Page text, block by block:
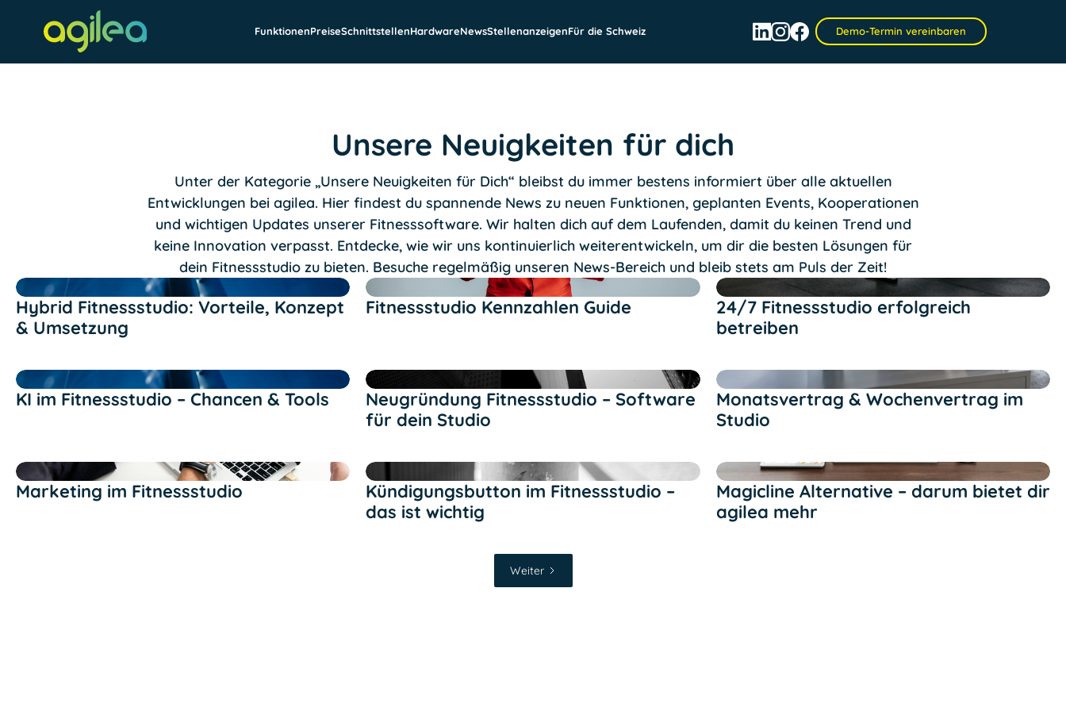
FunktionenPreiseSchnittstellenHardwareNewsStellenanzeigenFür die Schweiz Demo-Termin vereinbaren
Unsere Neuigkeiten für dich
Unter der Kategorie „Unsere Neuigkeiten für Dich“ bleibst du immer bestens informiert über alle aktuellen
Entwicklungen bei agilea. Hier findest du spannende News zu neuen Funktionen, geplanten Events, Kooperationen
und wichtigen Updates unserer Fitnesssoftware. Wir halten dich auf dem Laufenden, damit du keinen Trend und
keine Innovation verpasst. Entdecke, wie wir uns kontinuierlich weiterentwickeln, um dir die besten Lösungen für
dein Fitnessstudio zu bieten. Besuche regelmäßig unseren News-Bereich und bleib stets am Puls der Zeit!
Text Link
Hybrid Fitnessstudio: Vorteile, Konzept
& Umsetzung
Text Link
Fitnessstudio Kennzahlen Guide
Text Link
24/7 Fitnessstudio erfolgreich
betreiben
Text Link
KI im Fitnessstudio – Chancen & Tools
Text Link
Neugründung Fitnessstudio – Software
für dein Studio
Text Link
Monatsvertrag & Wochenvertrag im
Studio
Text Link
Marketing im Fitnessstudio
Text Link
Kündigungsbutton im Fitnessstudio –
das ist wichtig
Text Link
Magicline Alternative – darum bietet dir
agilea mehr
Weiter